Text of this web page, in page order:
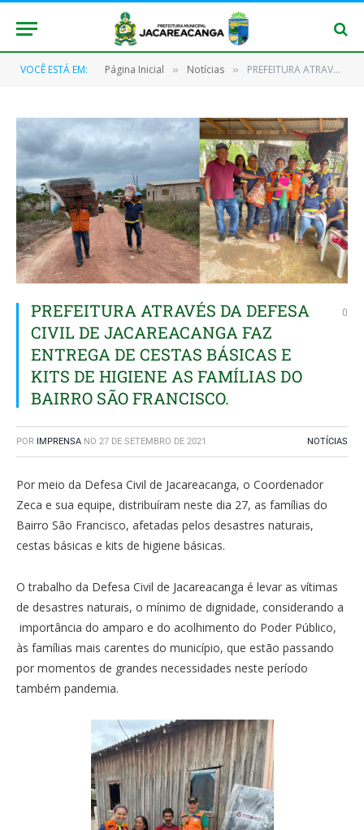
VOCÊ ESTÁ EM: Página Inicial » Notícias » PREFEITURA ATRAVÉS DA DEFESA CIVIL DE JACAREACANGA FAZ ENTREGA DE CESTAS BÁSICAS E KITS DE HIGIENE AS FAMÍLIAS DO BAIRRO SÃO FRANCISCO.
PREFEITURA ATRAVÉS DA DEFESA
CIVIL DE JACAREACANGA FAZ
ENTREGA DE CESTAS BÁSICAS E
KITS DE HIGIENE AS FAMÍLIAS DO
BAIRRO SÃO FRANCISCO.
0
POR IMPRENSA NO 27 DE SETEMBRO DE 2021 NOTÍCIAS
Por meio da Defesa Civil de Jacareacanga, o Coordenador
Zeca e sua equipe, distribuíram neste dia 27, as famílias do
Bairro São Francisco, afetadas pelos desastres naturais,
cestas básicas e kits de higiene básicas.
O trabalho da Defesa Civil de Jacareacanga é levar as vítimas
de desastres naturais, o mínimo de dignidade, considerando a
importância do amparo e do acolhimento do Poder Público,
às famílias mais carentes do município, que estão passando
por momentos de grandes necessidades neste período
também pandemia.